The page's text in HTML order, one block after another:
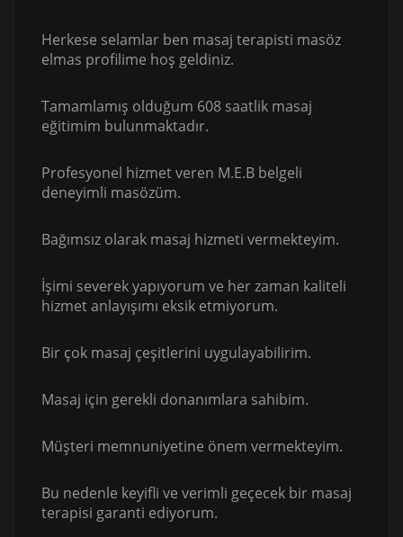
Herkese selamlar ben masaj terapisti masöz
elmas profilime hoş geldiniz.
Tamamlamış olduğum 608 saatlik masaj
eğitimim bulunmaktadır.
Profesyonel hizmet veren M.E.B belgeli
deneyimli masözüm.
Bağımsız olarak masaj hizmeti vermekteyim.
İşimi severek yapıyorum ve her zaman kaliteli
hizmet anlayışımı eksik etmiyorum.
Bir çok masaj çeşitlerini uygulayabilirim.
Masaj için gerekli donanımlara sahibim.
Müşteri memnuniyetine önem vermekteyim.
Bu nedenle keyifli ve verimli geçecek bir masaj
terapisi garanti ediyorum.